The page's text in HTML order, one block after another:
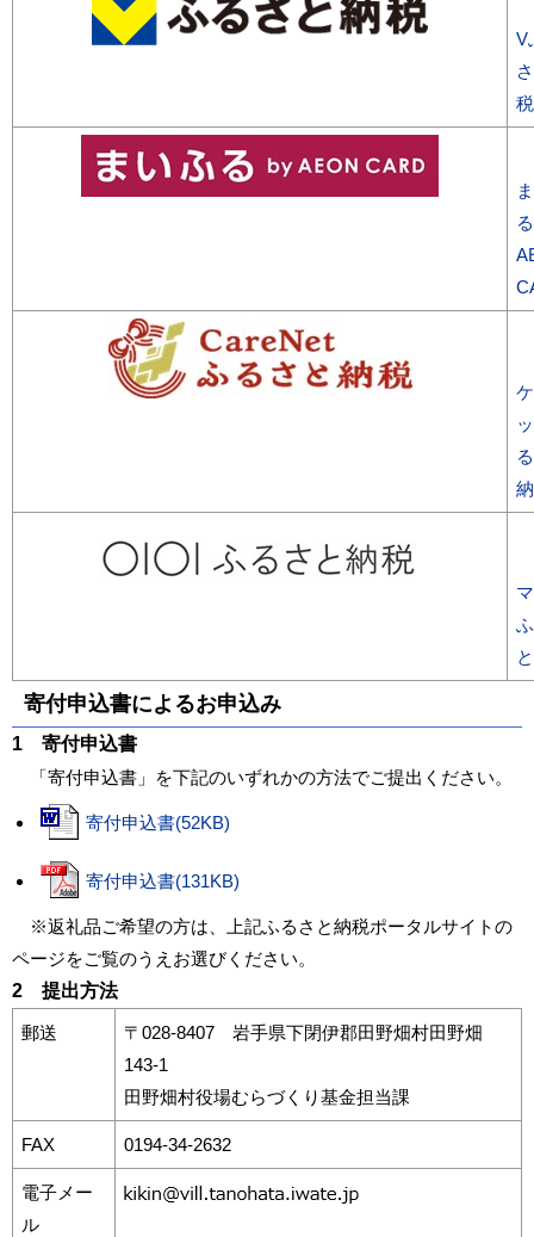
V
税
寄付申込書によるお申込み
1 寄付申込書
「寄付申込書」を下記のいずれかの方法でご提出ください。
寄付申込書(52KB)
寄付申込書(131KB)
※返礼品ご希望の方は、上記ふるさと納税ポータルサイトの
ページをご覧のうえお選びください。
2 提出方法
郵送
〒028-8407 岩手県下閉伊郡田野畑村田野畑
143-1
田野畑村役場むらづくり基金担当課
FAX 0194-34-2632
電子メー
ル